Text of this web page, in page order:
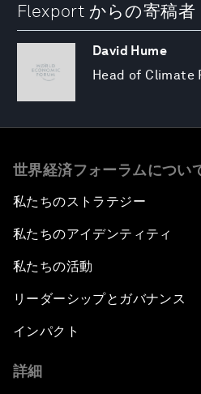
Flexport からの寄稿者
David Hume
Head of Climate
世界経済フォーラムについ
私たちのストラテジー
私たちのアイデンティティ
私たちの活動
リーダーシップとガバナンス
インパクト
詳細